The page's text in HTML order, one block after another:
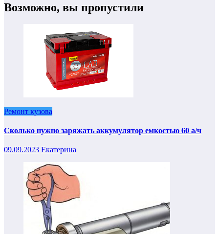
Возможно, вы пропустили
Ремонт кузова
Сколько нужно заряжать аккумулятор емкостью 60 а/ч
09.09.2023 Екатерина